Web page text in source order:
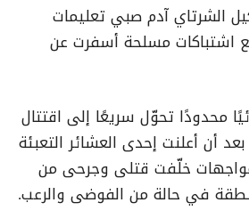
الشرتاي آدم صبي تعليمات
اشتباكات مسلحة أسفرت عن
محدودًا تحوّل سريعًا إلى اقتتال
أن أعلنت إحدى العشائر التعبئة
مواجهات خلّفت قتلى وجرحى من
في حالة من الفوضى والرعب.